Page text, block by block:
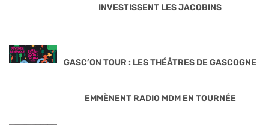
INVESTISSENT LES JACOBINS
GASC’ON TOUR : LES THÉÂTRES DE GASCOGNE
EMMÈNENT RADIO MDM EN TOURNÉE